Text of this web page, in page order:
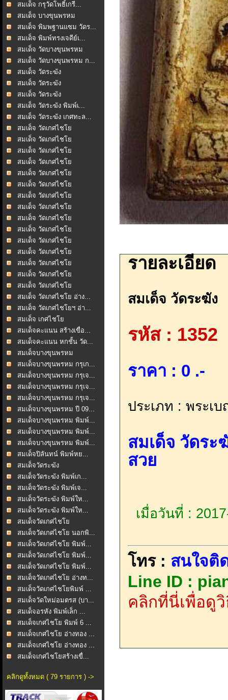
สมเด็จ กรุวัดโพธิ์เกรี...
สมเด็จ บางขุนพรหม
สมเด็จ พิมพฐานแซม วัดร...
สมเด็จ พิมพ์ทรงเจดีย์เ...
สมเด็จ วัดบางขุนพรหม
สมเด็จ วัดบางขุนพรหม ก...
สมเด็จ วัดระฆัง
สมเด็จ วัดระฆัง
สมเด็จ วัดระฆัง
สมเด็จ วัดระฆัง พิมพ์เ...
สมเด็จ วัดระฆัง เกศทะล...
สมเด็จ วัดเกศไชโย
สมเด็จ วัดเกศไชโย
สมเด็จ วัดเกศไชโย
สมเด็จ วัดเกศไชโย
สมเด็จ วัดเกศไชโย
สมเด็จ วัดเกศไชโย
สมเด็จ วัดเกศไชโย
สมเด็จ วัดเกศไชโย
สมเด็จ วัดเกศไชโย
สมเด็จ วัดเกศไชโย
สมเด็จ วัดเกศไชโย
สมเด็จ วัดเกศไชโย
สมเด็จ วัดเกศไชโย
สมเด็จ วัดเกศไชโย
สมเด็จ วัดเกศไชโย
สมเด็จ วัดเกศไชโย อ่าง...
สมเด็จ วัดเกศไชโยฯ อ่า...
สมเด็จ เกศไชโย
สมเด็จคะแนน สร้างเขื่อ...
สมเด็จคะแนน หกชั้น วัด...
สมเด็จบางขุนพรหม
สมเด็จบางขุนพรหม กรุเก...
สมเด็จบางขุนพรหม กรุเจ...
สมเด็จบางขุนพรหม กรุเจ...
สมเด็จบางขุนพรหม กรุเจ...
สมเด็จบางขุนพรหม ปี 09...
สมเด็จบางขุนพรหม พิมพ์...
สมเด็จบางขุนพรหม พิมพ์...
สมเด็จบางขุนพรหม พิมพ์...
สมเด็จปิลันทน์ พิมพ์หย...
สมเด็จวัดระฆัง
สมเด็จวัดระฆัง พิมพ์เก...
สมเด็จวัดระฆัง พิมพ์เจ...
สมเด็จวัดระฆัง พิมพ์ให...
สมเด็จวัดระฆัง พิมพ์ให...
สมเด็จวัดเกศไชโย
สมเด็จวัดเกศไชโย นอกพิ...
สมเด็จวัดเกศไชโย พิมพ์...
สมเด็จวัดเกศไชโย พิมพ์...
สมเด็จวัดเกศไชโย พิมพ์...
สมเด็จวัดเกศไชโย อ่างท...
สมเด็จวัดเกศไชโยพิมพ์ ...
สมเด็จวัดใหม่อมตรส (บา...
สมเด็จอรหัง พิมพ์เล็ก ...
สมเด็จเกศไชโย พิมพ์ 6 ...
สมเด็จเกศไชโย อ่างทอง ...
สมเด็จเกศไชโย อ่างทอง ...
สมเด็จเกศไชโยสร้างเขื่...
คลิกดูทั้งหมด ( 79 รายการ ) ->
รายละเอียด
สมเด็จ วัดระฆัง
รหัส : 1352
ราคา : 0 .-
ประเภท : พระเ
สมเด็จ วัดระ
สวย
เมื่อวันที่ :
โทร : สนใจติ
Line ID :
คลิกที่นี่เพื่อดูวิ